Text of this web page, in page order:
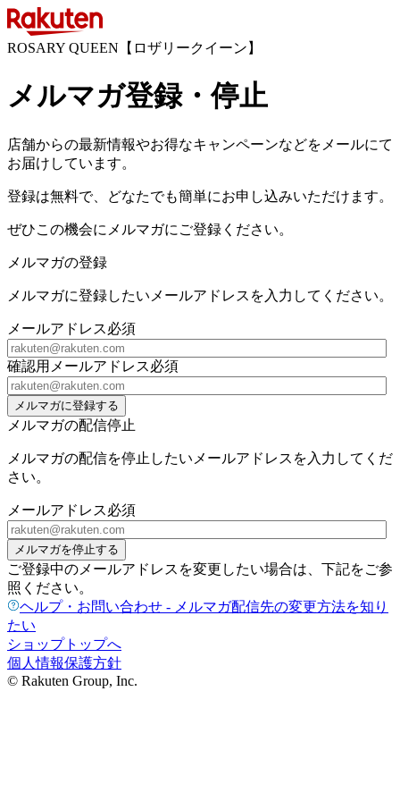
ROSARY QUEEN【ロザリークイーン】
メルマガ登録・停止
店舗からの最新情報やお得なキャンペーンなどをメールにて
お届けしています。
登録は無料で、どなたでも簡単にお申し込みいただけます。
ぜひこの機会にメルマガにご登録ください。
メルマガの登録
メルマガに登録したいメールアドレスを入力してください。
メールアドレス必須
確認用メールアドレス必須
メルマガに登録する
メルマガの配信停止
メルマガの配信を停止したいメールアドレスを入力してくだ
さい。
メールアドレス必須
メルマガを停止する
ご登録中のメールアドレスを変更したい場合は、下記をご参
照ください。
ヘルプ・お問い合わせ - メルマガ配信先の変更方法を知り
たい
ショップトップへ
個人情報保護方針
© Rakuten Group, Inc.